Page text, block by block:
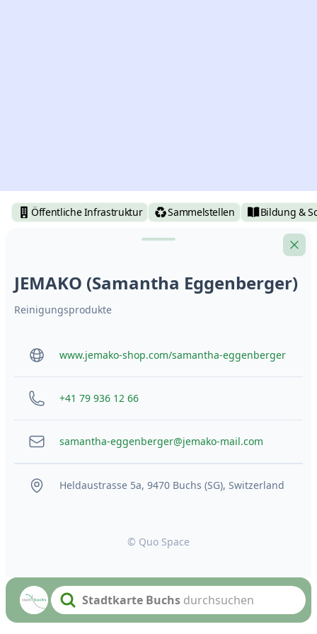
Öffentliche Infrastruktur Sammelstellen Bildung &
Search textStadtkarte Buchs durchsuchen
JEMAKO (Samantha Eggenberger)
Reinigungsprodukte
www.jemako-shop.com/samantha-eggenberger
+41 79 936 12 66
samantha-eggenberger@jemako-mail.com
Heldaustrasse 5a, 9470 Buchs (SG), Switzerland
© Quo Space